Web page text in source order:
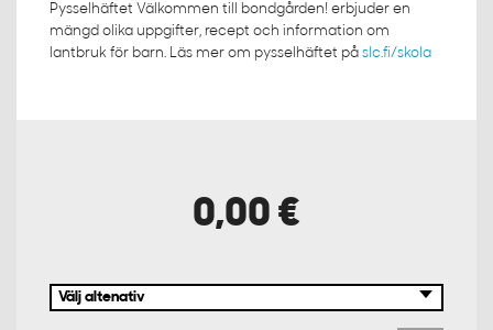
Pysselhäftet Välkommen till bondgården! erbjuder en
mängd olika uppgifter, recept och information om
lantbruk för barn. Läs mer om pysselhäftet på slc.fi/skola
0,00 €